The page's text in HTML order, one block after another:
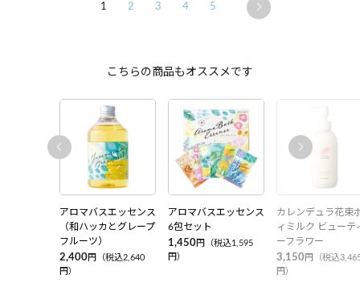
1 2 3 4 5
こちらの商品もオススメです
アロマバスエッセンス
（和ハッカとグレープ
フルーツ）
2,400円（税込2,640
円）
アロマバスエッセンス
6包セット
1,450円（税込1,595
円）
カレンデュラ花束
ィミルク ビューテ
ーフラワー
3,150 円（税込
円）